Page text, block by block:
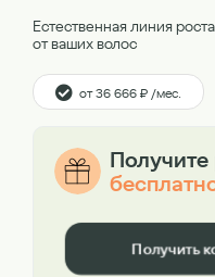
Естественная линия
от ваших волос
от 36 666 ₽ /мес.
Получите
Получить